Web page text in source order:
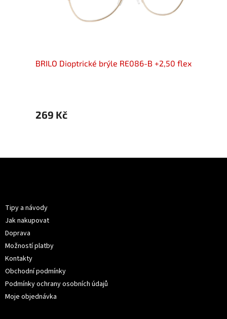
BRILO Dioptrické brýle RE086-B +2,50 flex
269 Kč
Tipy a návody
Jak nakupovat
Doprava
Možností platby
Kontakty
Obchodní podmínky
Podmínky ochrany osobních údajů
Moje objednávka